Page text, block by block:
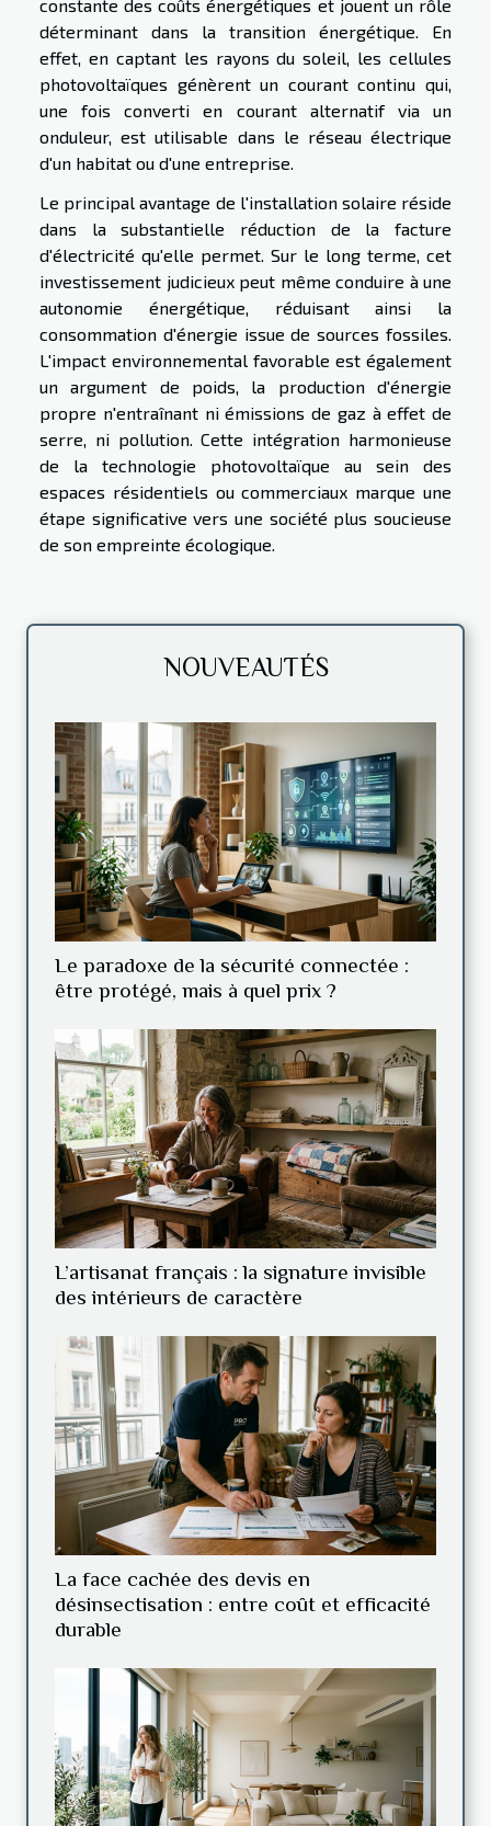
constante des coûts énergétiques et jouent un rôle
déterminant dans la transition énergétique. En
effet, en captant les rayons du soleil, les cellules
photovoltaïques génèrent un courant continu qui,
une fois converti en courant alternatif via un
onduleur, est utilisable dans le réseau électrique
d'un habitat ou d'une entreprise.
Le principal avantage de l'installation solaire réside
dans la substantielle réduction de la facture
d'électricité qu'elle permet. Sur le long terme, cet
investissement judicieux peut même conduire à une
autonomie énergétique, réduisant ainsi la
consommation d'énergie issue de sources fossiles.
L'impact environnemental favorable est également
un argument de poids, la production d'énergie
propre n'entraînant ni émissions de gaz à effet de
serre, ni pollution. Cette intégration harmonieuse
de la technologie photovoltaïque au sein des
espaces résidentiels ou commerciaux marque une
étape significative vers une société plus soucieuse
de son empreinte écologique.
NOUVEAUTÉS
Le paradoxe de la sécurité connectée :
être protégé, mais à quel prix ?
L’artisanat français : la signature invisible
des intérieurs de caractère
La face cachée des devis en
désinsectisation : entre coût et efficacité
durable